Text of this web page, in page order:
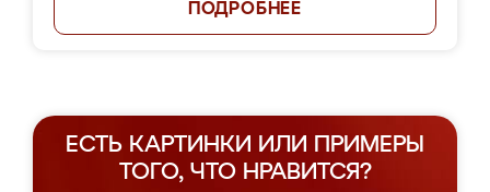
ПОДРОБНЕЕ
ЕСТЬ КАРТИНКИ ИЛИ ПРИМЕРЫ
ТОГО, ЧТО НРАВИТСЯ?